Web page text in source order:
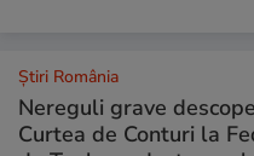
Știri România
Nereguli grave
Curtea de Conturi la